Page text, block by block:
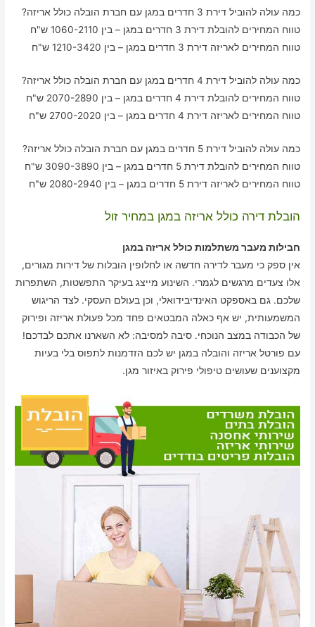
כמה עולה להוביל דירת 3 חדרים במגן עם חברת הובלה כולל אריזה?
טווח המחירים להובלת דירת 3 חדרים במגן – בין 1060-2110 ש"ח
טווח המחירים לאריזה דירת 3 חדרים במגן – בין 1210-3420 ש"ח
כמה עולה להוביל דירת 4 חדרים במגן עם חברת הובלה כולל אריזה?
טווח המחירים להובלת דירת 4 חדרים במגן – בין 2070-2890 ש"ח
טווח המחירים לאריזה דירת 4 חדרים במגן – בין 2700-2020 ש"ח
כמה עולה להוביל דירת 5 חדרים במגן עם חברת הובלה כולל אריזה?
טווח המחירים להובלת דירת 5 חדרים במגן – בין 3090-3890 ש"ח
טווח המחירים לאריזה דירת 5 חדרים במגן – בין 2080-2940 ש"ח
הובלת דירה כולל אריזה במגן במחיר זול
חבילות מעבר משתלמות כולל אריזה במגן
אין ספק כי מעבר לדירה חדשה או לחלופין הובלות של דירות מגורים,
אלו צעדים מרגשים לגמרי. השינוע מייצג בעיקר התפשטות, השתפרות
שלכם. גם באספקט האינדיבידואלי, וכן בעולם העסקי. לצד הריגוש
המשמעותית, יש אף כאלה המבטאים פחד מכל פעולת אריזה ופירוק
של הכבודה במצב הנוכחי. סיבה למסיבה: לא השארנו אתכם לבדכם!
עם פורטל אריזה והובלה במגן יש לכם הזדמנות לתפוס בלי בעיות
מקצוענים שעושים טיפולי פירוק באיזור מגן.